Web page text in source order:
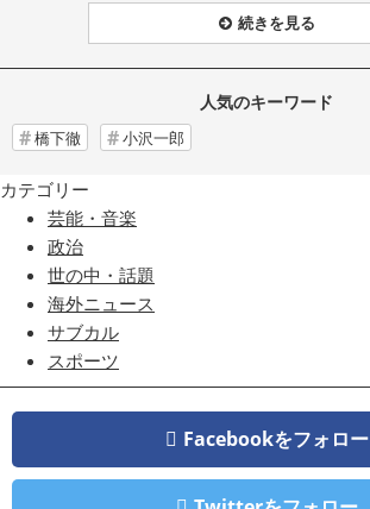
続きを見る
人気のキーワード
橋下徹 小沢一郎
カテゴリー
芸能・音楽
政治
世の中・話題
海外ニュース
サブカル
スポーツ
Facebookをフォロー